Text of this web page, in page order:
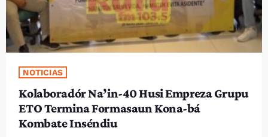
PORTUGUÊS
PRÓXIMOS PROGRAMAS
NOTICIAS
Kolaboradór Na’in-40 Husi Empreza Grupu
ETO Termina Formasaun Kona-bá
Kombate Inséndiu